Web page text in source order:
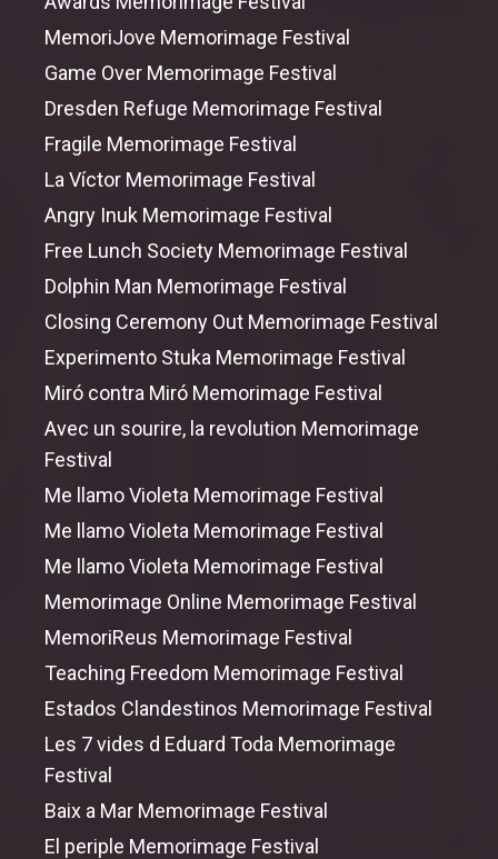
MemoriJove Memorimage Festival
Game Over Memorimage Festival
Dresden Refuge Memorimage Festival
Fragile Memorimage Festival
La Víctor Memorimage Festival
Angry Inuk Memorimage Festival
Free Lunch Society Memorimage Festival
Dolphin Man Memorimage Festival
Closing Ceremony Out Memorimage Festival
Experimento Stuka Memorimage Festival
Miró contra Miró Memorimage Festival
Avec un sourire, la revolution Memorimage
Festival
Me llamo Violeta Memorimage Festival
Me llamo Violeta Memorimage Festival
Me llamo Violeta Memorimage Festival
Memorimage Online Memorimage Festival
MemoriReus Memorimage Festival
Teaching Freedom Memorimage Festival
Estados Clandestinos Memorimage Festival
Les 7 vides d Eduard Toda Memorimage
Festival
Baix a Mar Memorimage Festival
El periple Memorimage Festival